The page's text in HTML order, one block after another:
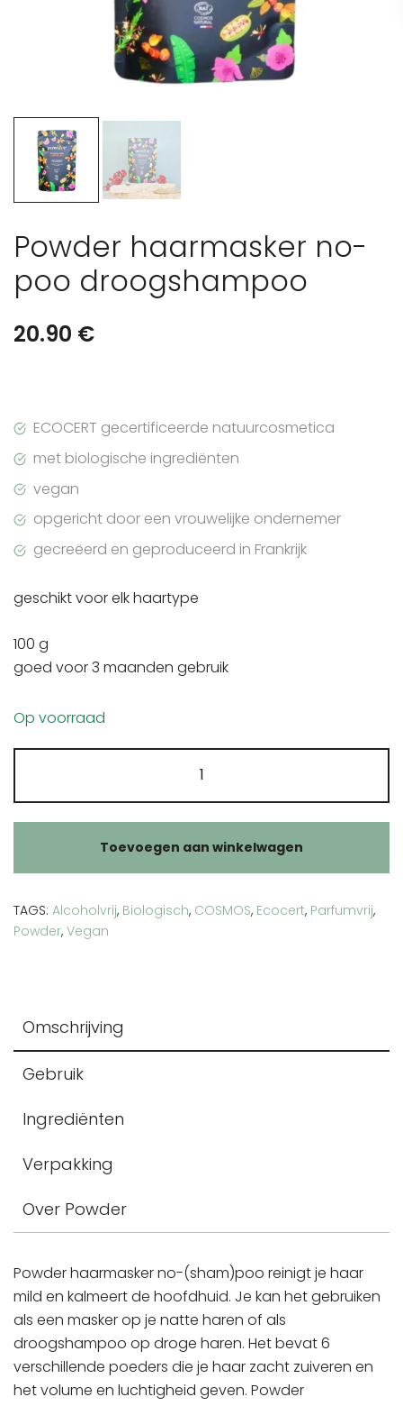
Powder haarmasker no-
poo droogshampoo
20.90 €
ECOCERT gecertificeerde natuurcosmetica
met biologische ingrediënten
vegan
opgericht door een vrouwelijke ondernemer
gecreëerd en geproduceerd in Frankrijk
geschikt voor elk haartype
100 g
goed voor 3 maanden gebruik
Op voorraad
haarmasker
no-
droogshampoo
aantal
Toevoegen aan winkelwagen
TAGS: Alcoholvrij, Biologisch, COSMOS, Ecocert, Parfumvrij,
Powder, Vegan
Omschrijving
Gebruik
Ingrediënten
Verpakking
Over Powder
Powder haarmasker no-(sham)poo reinigt je haar
mild en kalmeert de hoofdhuid. Je kan het gebruiken
als een masker op je natte haren of als
droogshampoo op droge haren. Het bevat 6
verschillende poeders die je haar zacht zuiveren en
het volume en luchtigheid geven. Powder